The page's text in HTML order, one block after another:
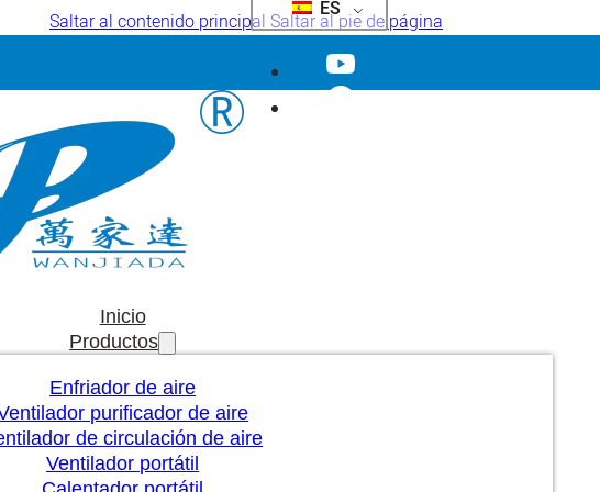
Saltar al contenido principalSaltar al pie de página
ES
Inicio
Productos
Enfriador de aire
purificador de aire
de circulación de aire
Ventilador portátil